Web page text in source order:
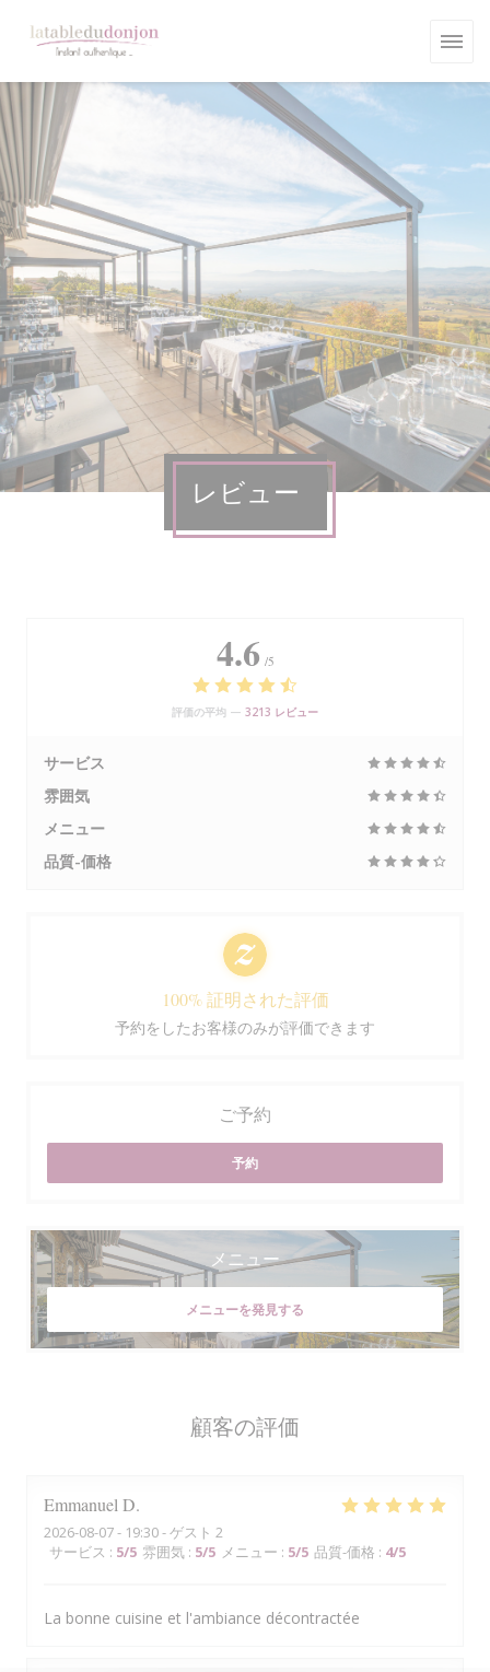
レビュー
顧客の評価
Emmanuel D
2026-08-07- 19:30 - ゲスト 2
サービス : 5/5 雰囲気 : 5/5 メニュー : 5/5 品質-価格 : 4/5
La bonne cuisine et l'ambiance décontractée
4.6 /5
評価の平均 — 3213 レビュー
サービス
雰囲気
メニュー
品質-価格
100% 証明された評価
予約をしたお客様のみが評価できます
ご予約
予約
メニュー
メニューを発見する